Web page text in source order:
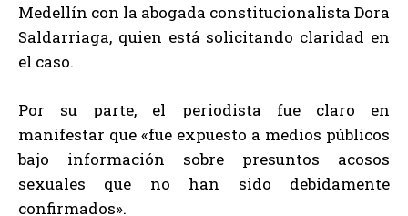
Medellín con la abogada constitucionalista Dora
Saldarriaga, quien está solicitando claridad en
el caso.
Por su parte, el periodista fue claro en
manifestar que «fue expuesto a medios públicos
bajo información sobre presuntos acosos
sexuales que no han sido debidamente
confirmados».